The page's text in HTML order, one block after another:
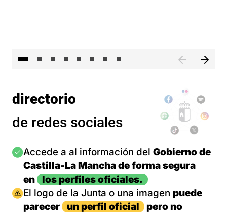
directorio
de redes sociales
Imagen
Accede a al información del Gobierno de
Castilla-La Mancha de forma segura
en
los perfiles oficiales.
Imagen
El logo de la Junta o una imagen puede
parecer
un perfil oficial
pero no